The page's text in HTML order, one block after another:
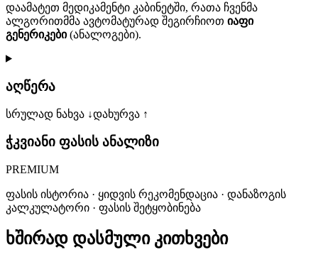
დაამატეთ მედიკამენტი კაბინეტში, რათა ჩვენმა
ალგორითმმა ავტომატურად შეგირჩიოთ იაფი
გენერიკები(ანალოგები).
აღწერა
სრულად ნახვა ↓დახურვა ↑
ჭკვიანი ფასის ანალიზი
PREMIUM
ფასის ისტორია · ყიდვის რეკომენდაცია · დანაზოგის
კალკულატორი · ფასის შეტყობინება
ხშირად დასმული კითხვები